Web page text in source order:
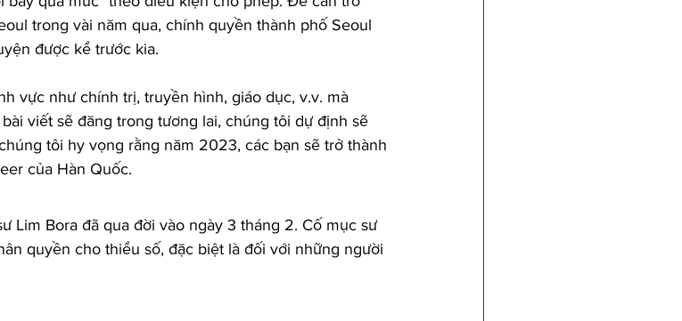
trong vài năm qua, chính quyền thành phố Seoul
được kể trước kia.
vực như chính trị, truyền hình, giáo dục, v.v. mà
viết sẽ đăng trong tương lai, chúng tôi dự định sẽ
tôi hy vọng rằng năm 2023, các bạn sẽ trở thành
của Hàn Quốc.
Lim Bora đã qua đời vào ngày 3 tháng 2. Cố mục sư
quyền cho thiểu số, đặc biệt là đối với những người